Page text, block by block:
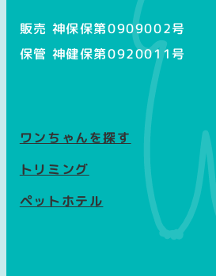
販売 神保保第0909002号
保管 神健保第0920011号
ワンちゃんを探す
トリミング
ペットホテル